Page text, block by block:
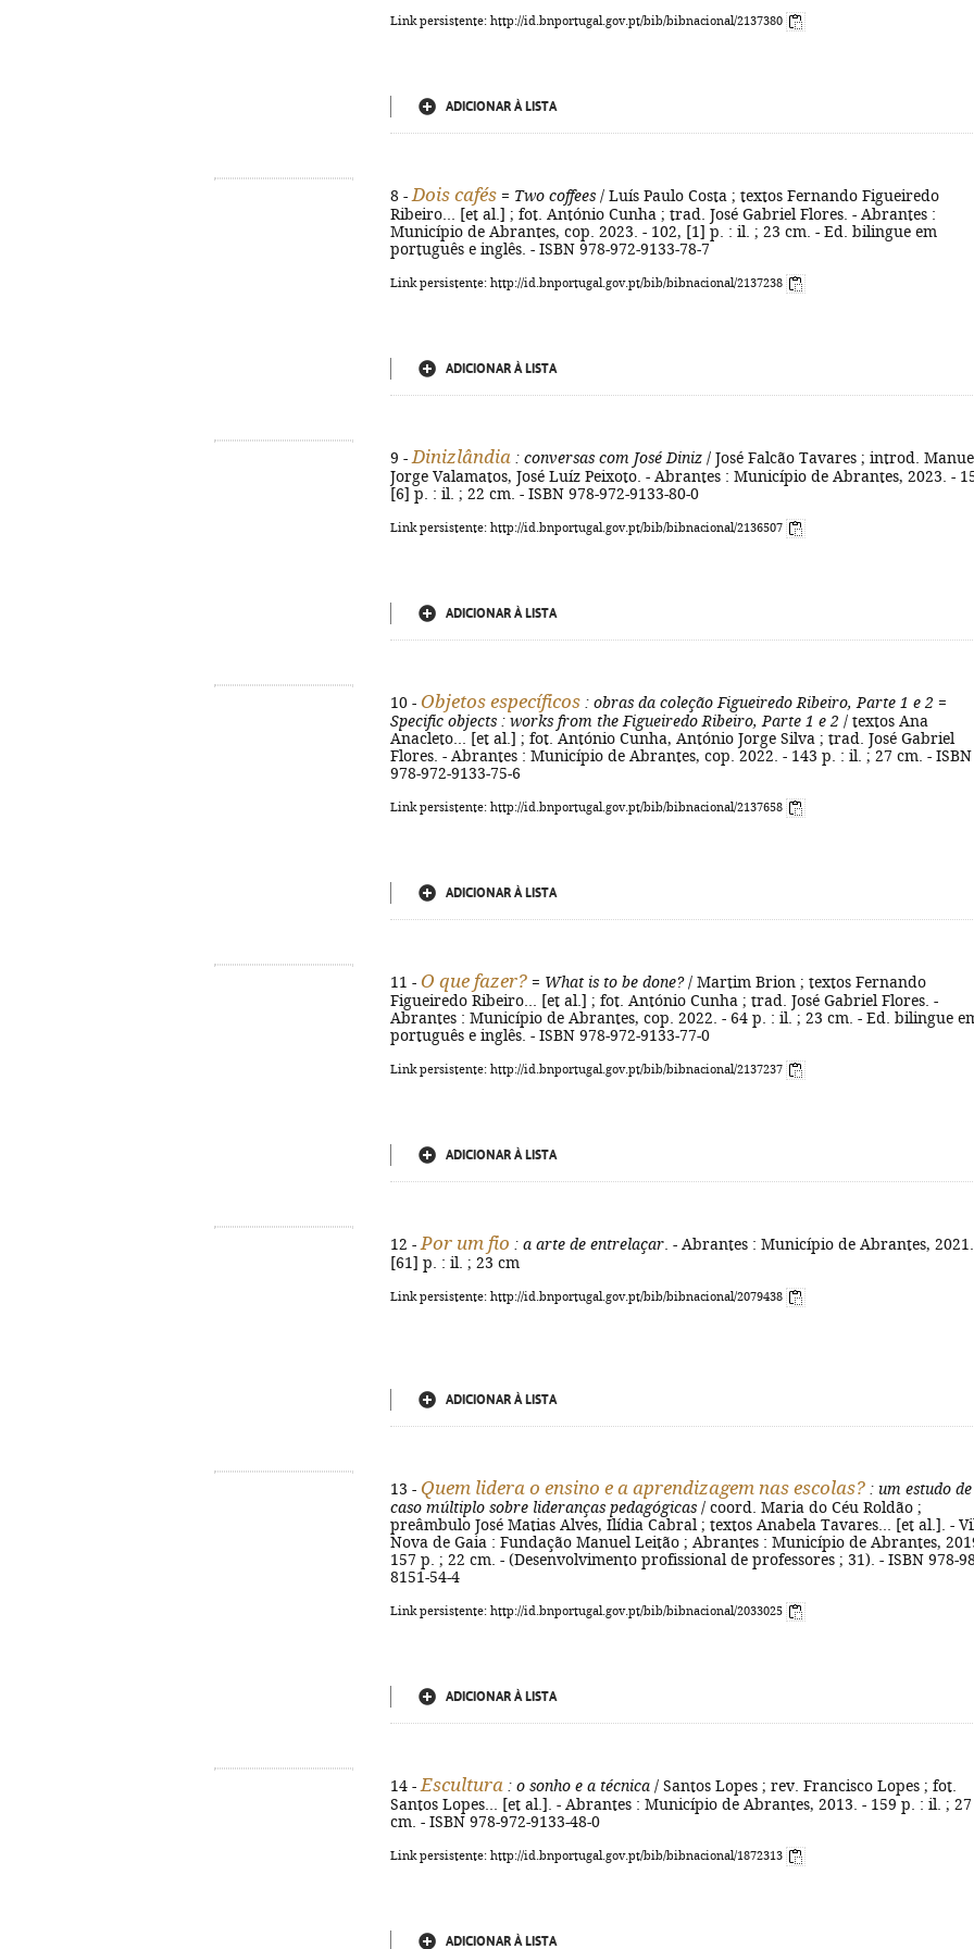
Link persistente: http://id.bnportugal.gov.pt/bib/bibnacional/2137380
ADICIONAR À LISTA
8 - Dois cafés = Two coffees / Luís Paulo Costa ; textos Fernando Figueiredo
Ribeiro... [et al.] ; fot. António Cunha ; trad. José Gabriel Flores. - Abrantes :
Município de Abrantes, cop. 2023. - 102, [1] p. : il. ; 23 cm. - Ed. bilingue em
português e inglês. - ISBN 978-972-9133-78-7
Link persistente: http://id.bnportugal.gov.pt/bib/bibnacional/2137238
ADICIONAR À LISTA
9 - Dinizlândia : conversas com José Diniz / José Falcão Tavares ; introd.
Jorge Valamatos, José Luíz Peixoto. - Abrantes : Município de Abrantes, 2023. -
[6] p. : il. ; 22 cm. - ISBN 978-972-9133-80-0
Link persistente: http://id.bnportugal.gov.pt/bib/bibnacional/2136507
ADICIONAR À LISTA
10 - Objetos específicos : obras da coleção Figueiredo Ribeiro, Parte 1 e 2 =
Specific objects : works from the Figueiredo Ribeiro, Parte 1 e 2 / textos Ana
Anacleto... [et al.] ; fot. António Cunha, António Jorge Silva ; trad. José Gabriel
Flores. - Abrantes : Município de Abrantes, cop. 2022. - 143 p. : il. ; 27 cm. - ISBN
978-972-9133-75-6
Link persistente: http://id.bnportugal.gov.pt/bib/bibnacional/2137658
ADICIONAR À LISTA
11 - O que fazer? = What is to be done?/ Martim Brion ; textos Fernando
Figueiredo Ribeiro... [et al.] ; fot. António Cunha ; trad. José Gabriel Flores. -
Abrantes : Município de Abrantes, cop. 2022. - 64 p. : il. ; 23 cm. - Ed. bilingue
português e inglês. - ISBN 978-972-9133-77-0
Link persistente: http://id.bnportugal.gov.pt/bib/bibnacional/2137237
ADICIONAR À LISTA
12 - Por um fio : a arte de entrelaçar . - Abrantes : Município de Abrantes,
[61] p. : il. ; 23 cm
Link persistente: http://id.bnportugal.gov.pt/bib/bibnacional/2079438
ADICIONAR À LISTA
13 - Quem lidera o ensino e a aprendizagem nas escolas? : um estudo de
caso múltiplo sobre lideranças pedagógicas / coord. Maria do Céu Roldão ;
preâmbulo José Matias Alves, Ilídia Cabral ; textos Anabela Tavares... [et al.]. -
Nova de Gaia : Fundação Manuel Leitão ; Abrantes : Município de Abrantes,
157 p. ; 22 cm. - (Desenvolvimento profissional de professores ; 31). - ISBN 978-
8151-54-4
Link persistente: http://id.bnportugal.gov.pt/bib/bibnacional/2033025
ADICIONAR À LISTA
14 - Escultura : o sonho e a técnica / Santos Lopes ; rev. Francisco Lopes ; fot.
Santos Lopes... [et al.]. - Abrantes : Município de Abrantes, 2013. - 159 p. : il. ; 27
cm. - ISBN 978-972-9133-48-0
Link persistente: http://id.bnportugal.gov.pt/bib/bibnacional/1872313
ADICIONAR À LISTA